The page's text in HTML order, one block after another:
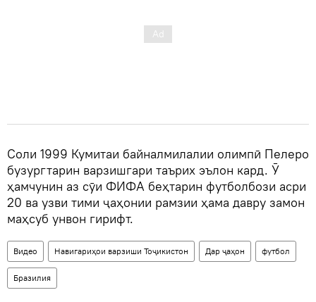
Соли 1999 Кумитаи байналмилалии олимпӣ Пелеро
бузургтарин варзишгари таърих эълон кард. Ӯ
ҳамчунин аз сӯи ФИФА беҳтарин футболбози асри
20 ва узви тими ҷаҳонии рамзии ҳама давру замон
маҳсуб унвон гирифт.
Видео Навигариҳои варзиши Тоҷикистон Дар ҷаҳон футбол
Бразилия